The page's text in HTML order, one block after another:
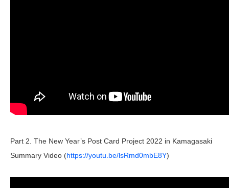
Part 2. The New Year’s Post Card Project 2022 in Kamagasaki
Summary Video (https://youtu.be/lsRmd0mbE8Y)